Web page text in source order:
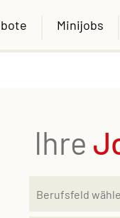
Minijobs
Ihre